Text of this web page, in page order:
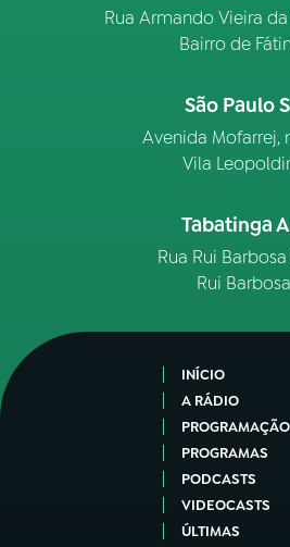
Rua Armando Vieira da
Bairro de
São Paulo
Avenida Mofarrej,
Vila
Tabatinga
Rua Rui
Rui Barbosa
INÍCIO
A RÁDIO
PROGRAMAÇÃO
PROGRAMAS
PODCASTS
VIDEOCASTS
ÚLTIMAS